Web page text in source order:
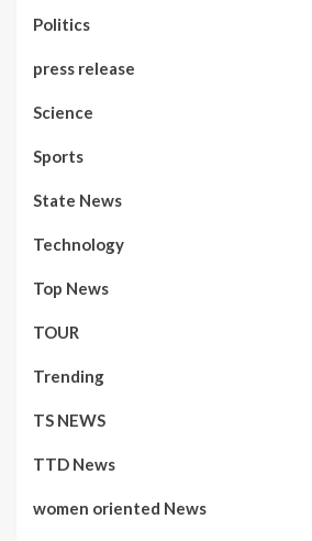
Politics
press release
Science
Sports
State News
Technology
Top News
TOUR
Trending
TS NEWS
TTD News
women oriented News